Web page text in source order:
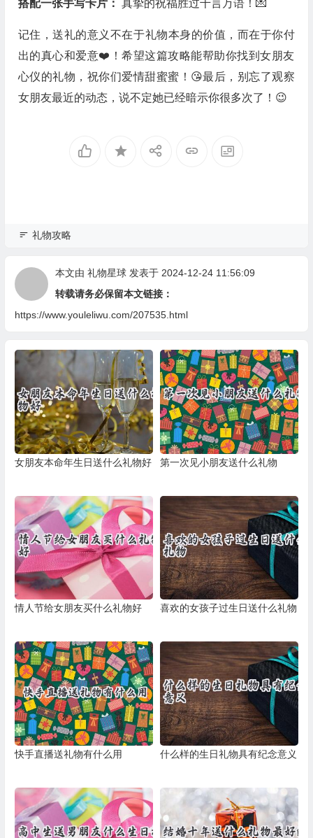
搭配一张手写卡片： 真挚的祝福胜过千言万语！💌
记住，送礼的意义不在于礼物本身的价值，而在于你付
出的真心和爱意❤️！希望这篇攻略能帮助你找到女朋友
心仪的礼物，祝你们爱情甜蜜蜜！😘最后，别忘了观察
女朋友最近的动态，说不定她已经暗示你很多次了！😉
礼物攻略
本文由 礼物星球发表于 2024-12-24 11:56:09
转载请务必保留本文链接：
https://www.youleliwu.com/207535.html
女朋友本命年生日送什么礼物好 第一次见小朋友送什么礼物
情人节给女朋友买什么礼物好 喜欢的女孩子过生日送什么礼物
快手直播送礼物有什么用 什么样的生日礼物具有纪念意义